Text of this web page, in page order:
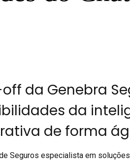
da Genebra
da
de forma
Seguros especialista em